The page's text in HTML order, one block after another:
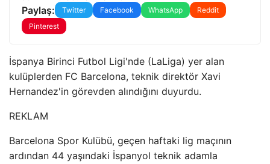
Paylaş: Twitter Facebook WhatsApp
Reddit
Pinterest
İspanya Birinci Futbol Ligi'nde (LaLiga) yer alan
kulüplerden FC Barcelona, ​​teknik direktör Xavi
Hernandez'in görevden alındığını duyurdu.
REKLAM
Barcelona Spor Kulübü, geçen haftaki lig maçının
ardından 44 yaşındaki İspanyol teknik adamla